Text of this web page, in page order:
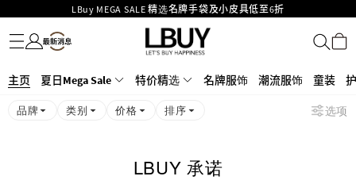
LBuy MEGA SALE 精选名牌手袋及小皮具低至6折
Goyard Hobo / Hobo Mini人气限量特别版限时原价低至75折!
LBuy呈献 - Hermès 及 Chanel 手袋及首饰低至6折，立即入手!
426号铺！
MOKO 1楼175号铺旗舰店特设名牌Hermès、CHANEL及LV专区！
购物满HKD500即享免运费！
名牌服饰
潮流服饰
童装
护肤美妆
香水香薰
个人护理
母婴护理
游戏及精品玩具
文仪用品
家居生活
电子产品
美食
医药保健
运动与户外用品
主页 夏日Mega Sale 特价精选 名牌服饰 潮流服饰 童装
品牌 类别 价格 排序 选项
LBUY 承诺